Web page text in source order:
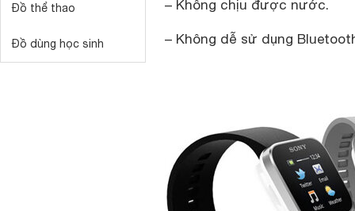
Đồ thể thao
Đồ dùng học sinh
– Không chịu được nước.
– Không dễ sử dụng